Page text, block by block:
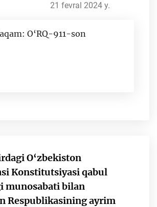
21 fevral 2024 y.
O‘RQ-911-son
O‘zbekiston
Konstitutsiyasi qabul
munosabati bilan
Respublikasining ayrim